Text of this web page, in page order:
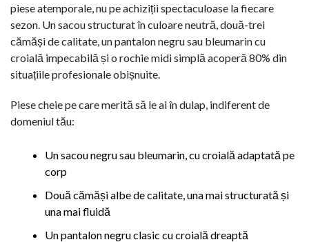
piese atemporale, nu pe achiziții spectaculoase la fiecare
sezon. Un sacou structurat în culoare neutră, două-trei
cămăși de calitate, un pantalon negru sau bleumarin cu
croială impecabilă și o rochie midi simplă acoperă 80% din
situațiile profesionale obișnuite.
Piese cheie pe care merită să le ai în dulap, indiferent de
domeniul tău:
Un sacou negru sau bleumarin, cu croială adaptată pe
corp
Două cămăși albe de calitate, una mai structurată și
una mai fluidă
Un pantalon negru clasic cu croială dreaptă